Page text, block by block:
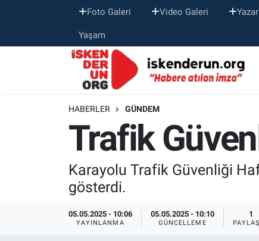
Foto Galeri Video Galeri
Yaşam
HABERLER GÜNDEM
Trafik
Karayolu Trafik Güvenliği
gösterdi.
05.05.2025 - 10:06
YAYINLANMA
05.05.2025 - 10:10
GÜNCELLEME
1